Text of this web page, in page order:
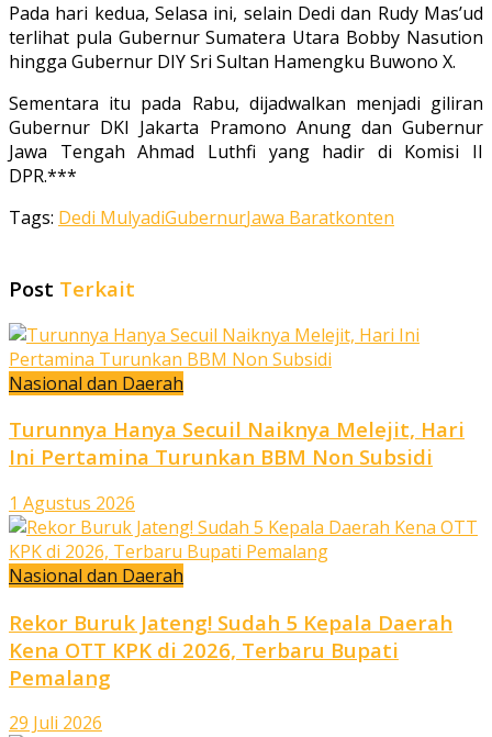
Pada hari kedua, Selasa ini, selain Dedi dan Rudy Mas’ud
terlihat pula Gubernur Sumatera Utara Bobby Nasution
hingga Gubernur DIY Sri Sultan Hamengku Buwono X.
Sementara itu pada Rabu, dijadwalkan menjadi giliran
Gubernur DKI Jakarta Pramono Anung dan Gubernur
Jawa Tengah Ahmad Luthfi yang hadir di Komisi II
DPR.***
Tags: Dedi MulyadiGubernurJawa Baratkonten
Post Terkait
Nasional dan Daerah
Turunnya Hanya Secuil Naiknya Melejit, Hari
Ini Pertamina Turunkan BBM Non Subsidi
1 Agustus 2026
Nasional dan Daerah
Rekor Buruk Jateng! Sudah 5 Kepala Daerah
Kena OTT KPK di 2026, Terbaru Bupati
Pemalang
29 Juli 2026